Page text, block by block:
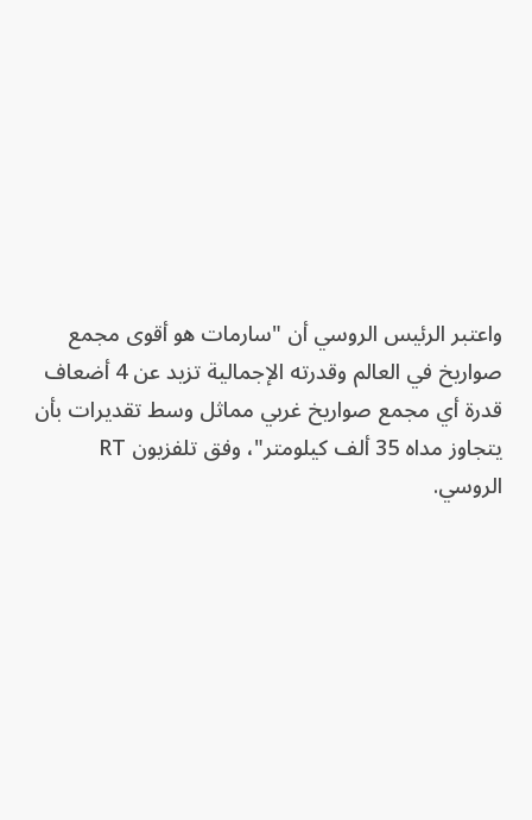
واعتبر الرئيس الروسي أن "سارمات هو أقوى مجمع
صواريخ في العالم وقدرته الإجمالية تزيد عن 4 أضعاف
قدرة أي مجمع صواريخ غربي مماثل وسط تقديرات بأن
يتجاوز مداه 35 ألف كيلومتر"، وفق تلفزيون RT
الروسي.